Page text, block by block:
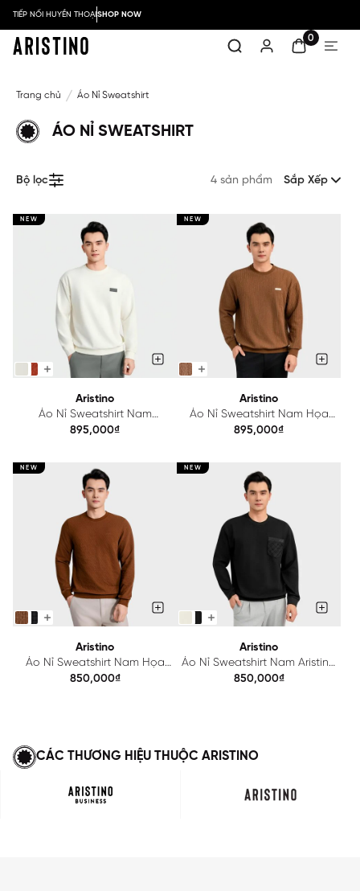
TIẾP NỐI HUYỀN THOẠISHOP NOW
0
Trang chủ Áo Nỉ Sweatshirt
ÁO NỈ SWEATSHIRT
Bộ lọc 4 sản phẩm Sắp Xếp
NEW
Aristino
Áo Nỉ Sweatshirt Nam
Jacquard Aristino Casual Fit
895,000₫
NEW
Aristino
Áo Nỉ Sweatshirt Nam Họa
Tiết Aristino Casual Fit
895,000₫
NEW
Aristino
Áo Nỉ Sweatshirt Nam Họa
Tiết Aristino Regular Fit
850,000₫
NEW
Aristino
Áo Nỉ Sweatshirt Nam Aristino
Casual Fit ASW012BS0
850,000₫
CÁC THƯƠNG HIỆU THUỘC ARISTINO